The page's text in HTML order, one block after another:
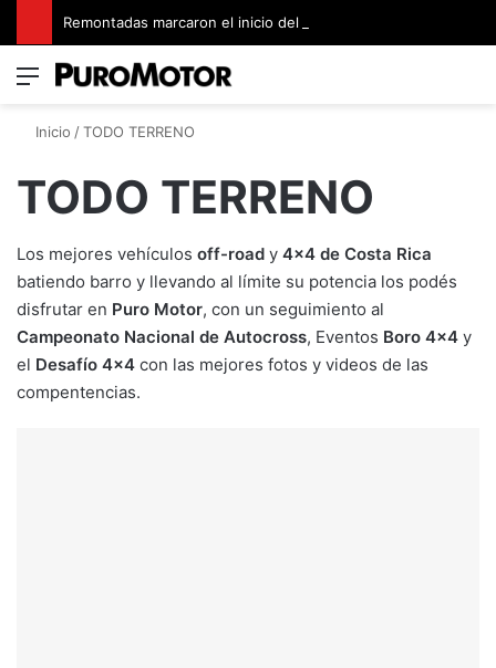
Menú
Inicio /TODO TERRENO
TODO TERRENO
Los mejores vehículos off-road y 4×4 de Costa Rica
batiendo barro y llevando al límite su potencia los podés
disfrutar en Puro Motor, con un seguimiento al
Campeonato Nacional de Autocross, Eventos Boro 4×4 y
el Desafío 4×4 con las mejores fotos y videos de las
compentencias.